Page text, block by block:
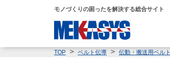
モノづくりの困ったを解決する総合サイト
TOP ベルト伝導 伝動・搬送用ベルト